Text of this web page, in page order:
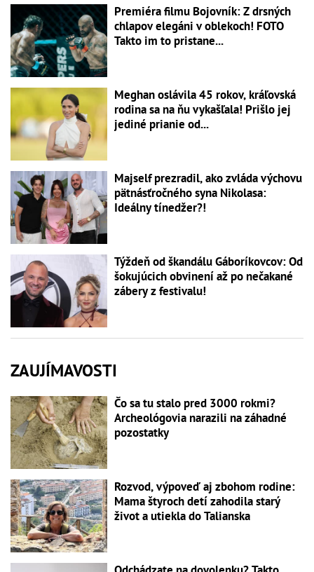
Premiéra filmu Bojovník: Z drsných
chlapov elegáni v oblekoch! FOTO
Takto im to pristane...
Meghan oslávila 45 rokov, kráľovská
rodina sa na ňu vykašľala! Prišlo jej
jediné prianie od...
Majself prezradil, ako zvláda výchovu
pätnásťročného syna Nikolasa:
Ideálny tínedžer?!
Týždeň od škandálu Gáboríkovcov: Od
šokujúcich obvinení až po nečakané
zábery z festivalu!
ZAUJÍMAVOSTI
Čo sa tu stalo pred 3000 rokmi?
Archeológovia narazili na záhadné
pozostatky
Rozvod, výpoveď aj zbohom rodine:
Mama štyroch detí zahodila starý
život a utiekla do Talianska